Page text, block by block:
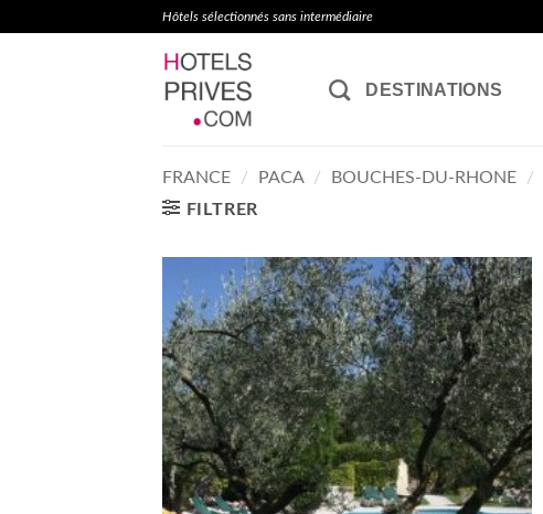
Hôtels sélectionnés sans intermédiaire
DESTINATIONS
FRANCE / PACA / BOUCHES-DU-RHONE /
FILTRER